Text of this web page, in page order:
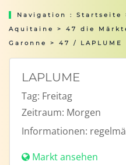
Navigation : Startseite
Aquitaine
> 47 die
Garonne
> 47 / LAPLUME
LAPLUME
Tag: Freitag
Zeitraum: Morgen
Informationen:
Markt ansehen